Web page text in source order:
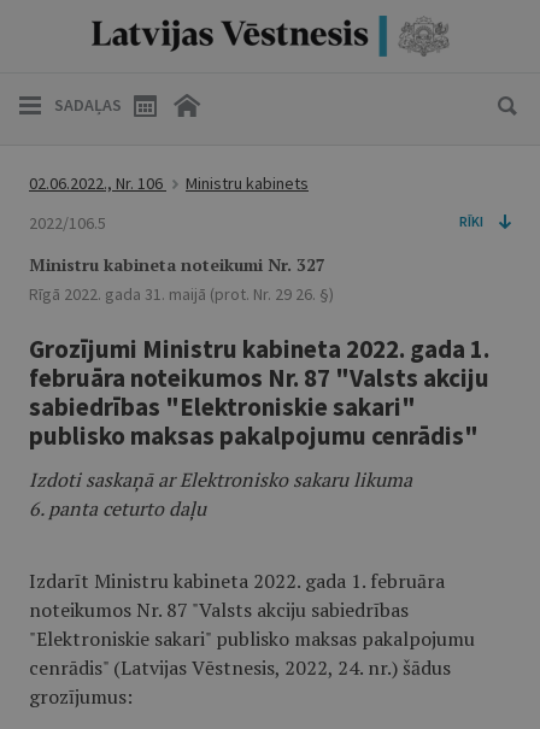
SADAĻAS
02.06.2022., Nr. 106
Ministru kabinets
2022/106.5
RĪKI
Ministru kabineta noteikumi Nr. 327
Rīgā 2022. gada 31. maijā (prot. Nr. 29 26. §)
Grozījumi Ministru kabineta 2022. gada 1.
februāra noteikumos Nr. 87 "Valsts akciju
sabiedrības "Elektroniskie sakari"
publisko maksas pakalpojumu cenrādis"
Izdoti saskaņā ar Elektronisko sakaru likuma
6. panta ceturto daļu
Izdarīt Ministru kabineta 2022. gada 1. februāra
noteikumos Nr. 87 "Valsts akciju sabiedrības
"Elektroniskie sakari" publisko maksas pakalpojumu
cenrādis" (Latvijas Vēstnesis, 2022, 24. nr.) šādus
grozījumus: